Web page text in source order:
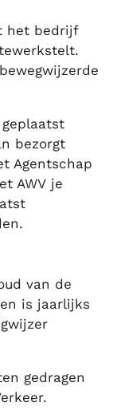
het bedrijf
bezorgt
Agentschap
AWV je
van de
is jaarlijks
gedragen